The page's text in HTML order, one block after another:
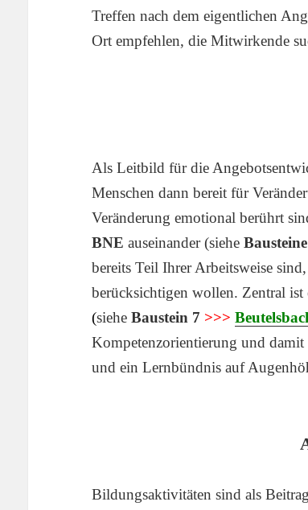
Treffen nach dem eigentlichen
Ort empfehlen, die Mitwirkende
Als Leitbild für die
Menschen dann bereit für
Veränderung emotional berührt
BNE auseinander (siehe
bereits Teil Ihrer Arbeitsweise
berücksichtigen wollen. Zentral
(sieheBaustein 7 >>>
Kompetenzorientierung und
und ein Lernbündnis auf
Bildungsaktivitäten sind als